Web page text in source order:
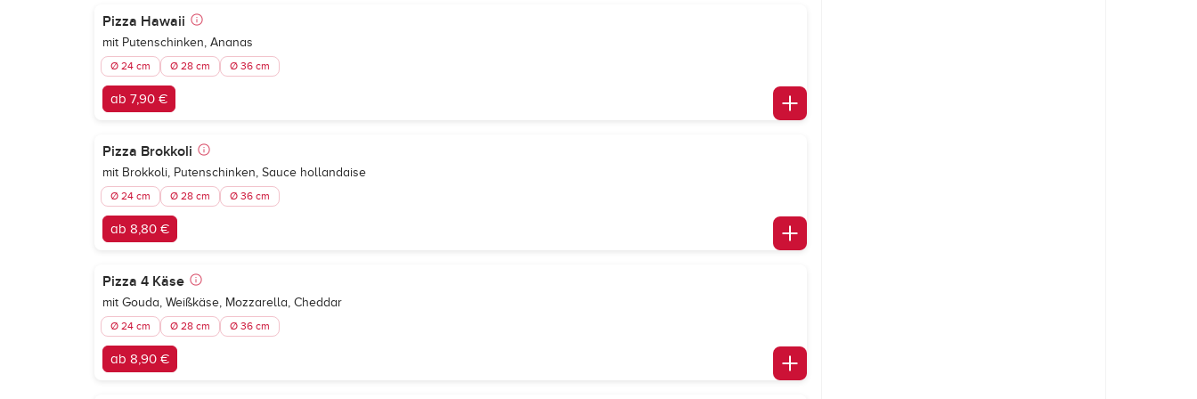
Pizza Hawaii
mit Putenschinken, Ananas
Ø 24 cm Ø 28 cm Ø 36 cm
ab 7,90 €
Pizza Brokkoli
mit Brokkoli, Putenschinken, Sauce hollandaise
Ø 24 cm Ø 28 cm Ø 36 cm
ab 8,80 €
Pizza 4 Käse
mit Gouda, Weißkäse, Mozzarella, Cheddar
Ø 24 cm Ø 28 cm Ø 36 cm
ab 8,90 €